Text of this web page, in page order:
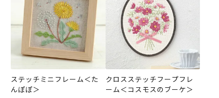
ステッチミニフレーム＜た
んぽぽ＞
クロスステッチフープフレ
ーム＜コスモスのブーケ＞